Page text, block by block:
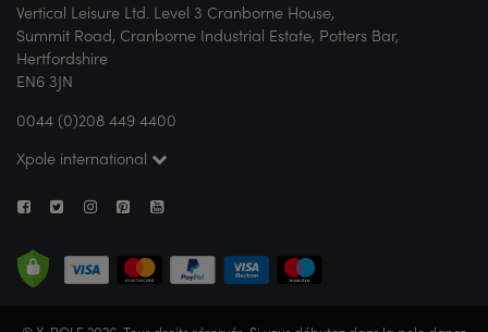
Vertical Leisure Ltd. Level 3 Cranborne House,
Summit Road, Cranborne Industrial Estate, Potters Bar,
Hertfordshire
EN6 3JN
0044 (0)208 449 4400
Xpole international